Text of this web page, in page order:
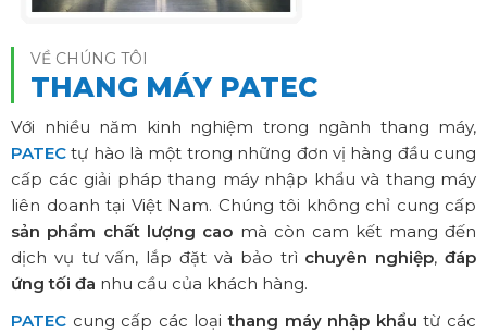
VỀ CHÚNG TÔI
THANG MÁY PATEC
Với nhiều năm kinh nghiệm trong ngành thang máy,
PATECtự hào là một trong những đơn vị hàng đầu cung
cấp các giải pháp thang máy nhập khẩu và thang máy
liên doanh tại Việt Nam. Chúng tôi không chỉ cung cấp
sản phẩm chất lượng cao mà còn cam kết mang đến
dịch vụ tư vấn, lắp đặt và bảo trì chuyên nghiệp, đáp
ứng tối đa nhu cầu của khách hàng.
PATEC cung cấp các loạithang máy nhập khẩu từ các